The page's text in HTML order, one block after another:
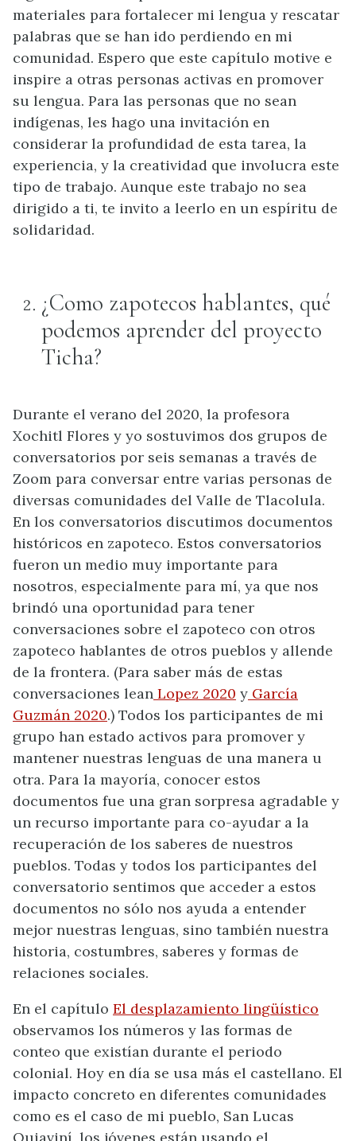
materiales para fortalecer mi lengua y rescatar
palabras que se han ido perdiendo en mi
comunidad. Espero que este capítulo motive e
inspire a otras personas activas en promover
su lengua. Para las personas que no sean
indígenas, les hago una invitación en
considerar la profundidad de esta tarea, la
experiencia, y la creatividad que involucra este
tipo de trabajo. Aunque este trabajo no sea
dirigido a ti, te invito a leerlo en un espíritu de
solidaridad.
¿Como zapotecos hablantes, qué
podemos aprender del proyecto
Ticha?
Durante el verano del 2020, la profesora
Xochitl Flores y yo sostuvimos dos grupos de
conversatorios por seis semanas a través de
Zoom para conversar entre varias personas de
diversas comunidades del Valle de Tlacolula.
En los conversatorios discutimos documentos
históricos en zapoteco. Estos conversatorios
fueron un medio muy importante para
nosotros, especialmente para mí, ya que nos
brindó una oportunidad para tener
conversaciones sobre el zapoteco con otros
zapoteco hablantes de otros pueblos y allende
de la frontera. (Para saber más de estas
conversaciones lean Lopez 2020 y García
Guzmán 2020.) Todos los participantes de mi
grupo han estado activos para promover y
mantener nuestras lenguas de una manera u
otra. Para la mayoría, conocer estos
documentos fue una gran sorpresa agradable y
un recurso importante para co-ayudar a la
recuperación de los saberes de nuestros
pueblos. Todas y todos los participantes del
conversatorio sentimos que acceder a estos
documentos no sólo nos ayuda a entender
mejor nuestras lenguas, sino también nuestra
historia, costumbres, saberes y formas de
relaciones sociales.
En el capítulo El desplazamiento lingüístico
observamos los números y las formas de
conteo que existían durante el periodo
colonial. Hoy en día se usa más el castellano. El
impacto concreto en diferentes comunidades
como es el caso de mi pueblo, San Lucas
Quiaviní, los jóvenes están usando el